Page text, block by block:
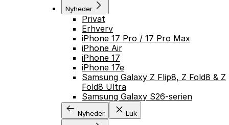
Nyheder
Privat
Erhverv
iPhone 17 Pro / 17 Pro Max
iPhone Air
iPhone 17
iPhone 17e
Samsung Galaxy Z Flip8, Z Fold8 & Z
Fold8 Ultra
Samsung Galaxy S26-serien
Nyheder Luk